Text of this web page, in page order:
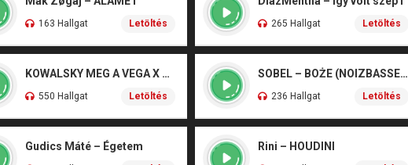
163 Hallgat Letöltés 265 Hallgat Letöltés
KOWALSKY MEG A VEGA X SZEBÉNYI DANI – CSÓNAK
550 Hallgat Letöltés
SOBEL – BOŻE (NOIZBASSES REMIX)
236 Hallgat Letöltés
Gudics Máté – Égetem Rini – HOUDINI